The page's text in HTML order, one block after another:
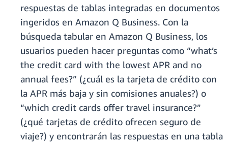
respuestas de tablas integradas en documentos
ingeridos en Amazon Q Business. Con la
búsqueda tabular en Amazon Q Business, los
usuarios pueden hacer preguntas como “what’s
the credit card with the lowest APR and no
annual fees?” (¿cuál es la tarjeta de crédito con
la APR más baja y sin comisiones anuales?) o
“which credit cards offer travel insurance?”
(¿qué tarjetas de crédito ofrecen seguro de
viaje?) y encontrarán las respuestas en una tabla